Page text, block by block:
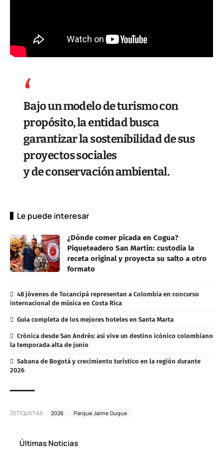
Bajo un modelo de turismo con
propósito, la entidad busca
garantizar la sostenibilidad de sus
proyectos sociales
y de conservación ambiental.
Le puede interesar
¿Dónde comer picada en Cogua?
Piqueteadero San Martín: custodia la
receta original y proyecta su salto a otro
formato
48 jóvenes de Tocancipá representan a Colombia en concurso
internacional de música en Costa Rica
Guía completa de los mejores hoteles en Santa Marta
Crónica desde San Andrés: así vive un destino icónico colombiano
la temporada alta de junio
Sabana de Bogotá y crecimiento turístico en la región durante
2026
ETIQUETAS: 2026 Parque Jaime Duque
Últimas Noticias